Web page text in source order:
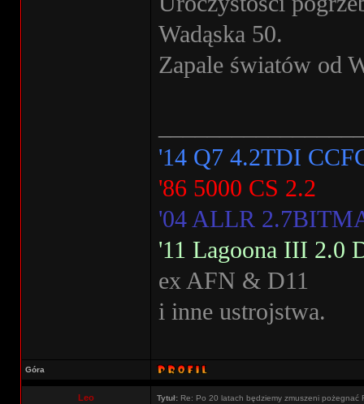
Wadąska 50.
Zapale światów od
'14 Q7 4.2TDI
'86 5000 CS 2.2
'04 ALLR
'11 Lagoona III 2.0
ex AFN & D11
i inne ustrojstwa.
Góra
Leo Tytuł: Re: Po 20 latach będziemy zmuszeni pożegnać